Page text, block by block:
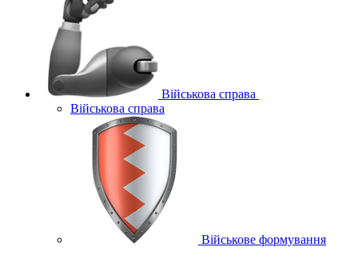
Військова справа
Військова справа
Військове формування